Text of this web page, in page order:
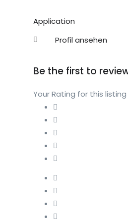
Application
Profil ansehen
Be the first to
Your Rating for this listing